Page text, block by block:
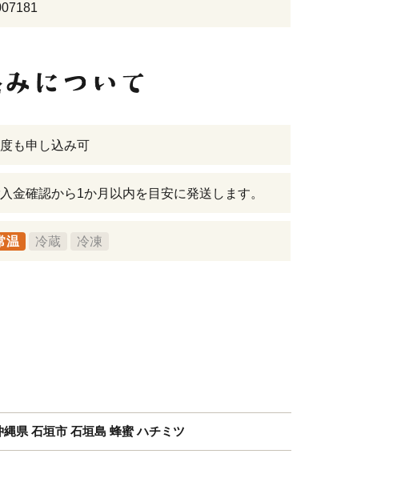
も申し込み可
金確認から1か月以内を目安に発送します。
温 冷蔵 冷凍
県 石垣市 石垣島 蜂蜜 ハチミツ